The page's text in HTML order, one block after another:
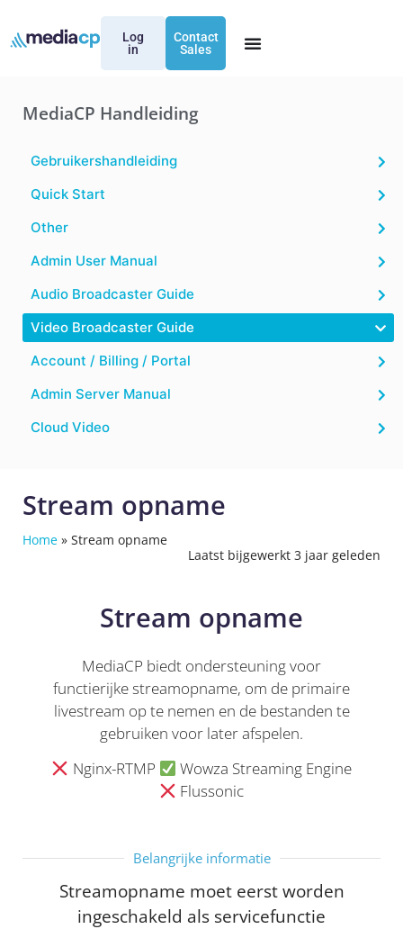
Log
in
Contact
Sales
MediaCP Handleiding
Gebruikershandleiding
Quick Start
Other
Admin User Manual
Audio Broadcaster Guide
Video Broadcaster Guide
Account / Billing / Portal
Admin Server Manual
Cloud Video
Stream opname
Home » Stream opname
Laatst bijgewerkt 3 jaar geleden
Stream opname
MediaCP biedt ondersteuning voor
functierijke streamopname, om de primaire
livestream op te nemen en de bestanden te
gebruiken voor later afspelen.
Nginx-RTMP
Wowza Streaming Engine
Flussonic
Belangrijke informatie
Streamopname moet eerst worden
ingeschakeld als servicefunctie